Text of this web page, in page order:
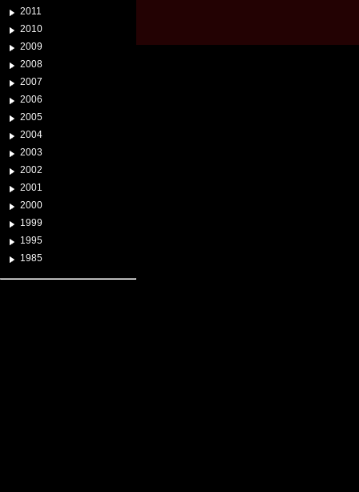
2011
2010
2009
2008
2007
2006
2005
2004
2003
2002
2001
2000
1999
1995
1985